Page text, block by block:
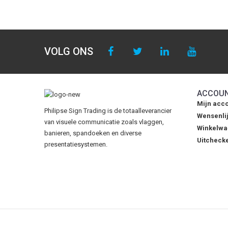
VOLG ONS
Philipse Sign Trading is de totaalleverancier
van visuele communicatie zoals vlaggen,
banieren, spandoeken en diverse
presentatiesystemen.
Mijn